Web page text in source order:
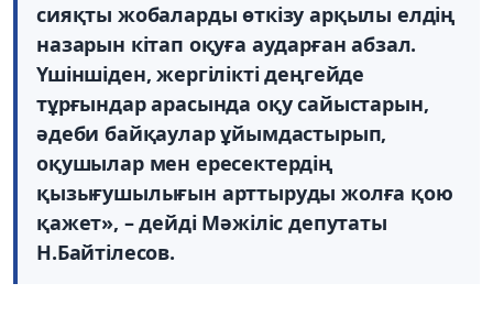
сияқты жобаларды өткізу арқылы елдің
назарын кітап оқуға аударған абзал.
Үшіншіден, жергілікті деңгейде
тұрғындар арасында оқу сайыстарын,
әдеби байқаулар ұйымдастырып,
оқушылар мен ересектердің
қызығушылығын арттыруды жолға қою
қажет», – дейді Мәжіліс депутаты
Н.Байтілесов.